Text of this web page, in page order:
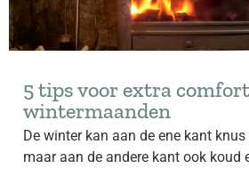
5 tips voor extra
wintermaanden
De winter kan aan de ene kant
maar aan de andere kant ook koud